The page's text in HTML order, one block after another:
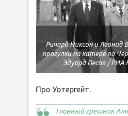
Ричард Никсон и Леонид
прогулки на катере по
Эдуард Песов / РИА
Про Уотергейт.
Главный грешник